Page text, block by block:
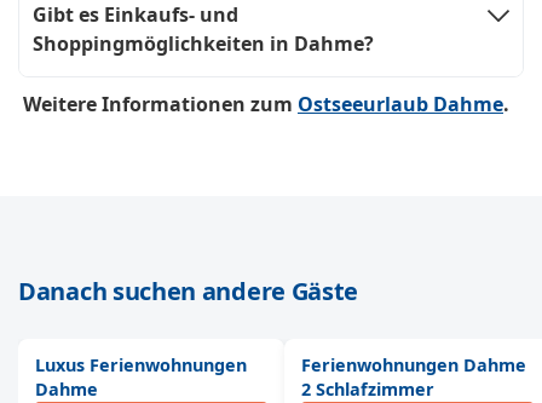
Gibt es Einkaufs- und
Shoppingmöglichkeiten in Dahme?
Weitere Informationen zum Ostseeurlaub Dahme.
Danach suchen andere Gäste
Luxus Ferienwohnungen
Dahme
Ferienwohnungen Dahme
2 Schlafzimmer